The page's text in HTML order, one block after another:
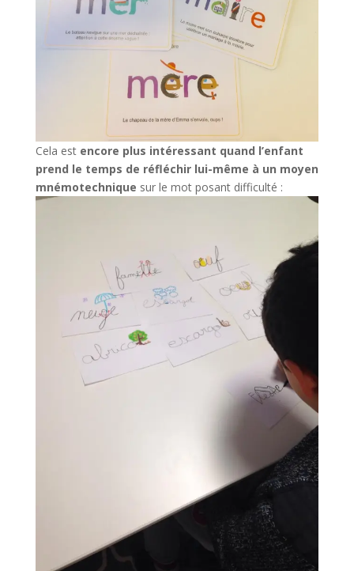
Cela est encore plus intéressant quand l’enfant
prend le temps de réfléchir lui-même à un moyen
mnémotechnique sur le mot posant difficulté :